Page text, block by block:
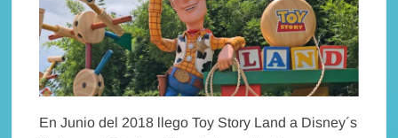
En Junio del 2018 llego Toy Story Land a Disney´s